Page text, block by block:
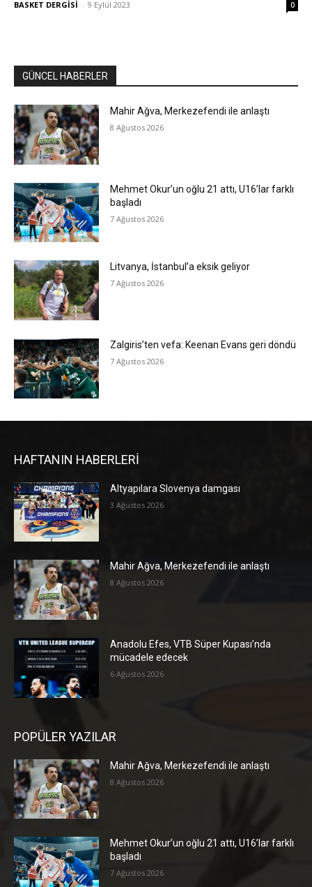
BASKET DERGİSİ - 9 Eylül 2023 0
GÜNCEL HABERLER
Mahir Ağva, Merkezefendi ile anlaştı
8 Ağustos 2026
Mehmet Okur’un oğlu 21 attı, U16’lar farklı
başladı
7 Ağustos 2026
Litvanya, İstanbul’a eksik geliyor
7 Ağustos 2026
Zalgiris’ten vefa: Keenan Evans geri döndü
7 Ağustos 2026
HAFTANIN HABERLERİ
Altyapılara Slovenya damgası
3 Ağustos 2026
Mahir Ağva, Merkezefendi ile anlaştı
8 Ağustos 2026
Anadolu Efes, VTB Süper Kupası’nda
mücadele edecek
6 Ağustos 2026
POPÜLER YAZILAR
Mahir Ağva, Merkezefendi ile anlaştı
8 Ağustos 2026
Mehmet Okur’un oğlu 21 attı, U16’lar farklı
başladı
7 Ağustos 2026